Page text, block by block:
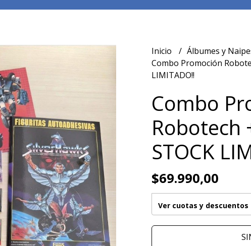
Inicio
Álbumes y
Combo Promoción
LIMITADO!!
Combo
Robotech
STOCK
$69.990,00
Ver cuotas y descuentos